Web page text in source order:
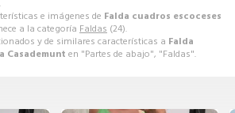
e imágenes de Falda cuadros escoceses
a la categoría Faldas (24).
y de similares características a Falda
Casademunt en "Partes de abajo", "Faldas".